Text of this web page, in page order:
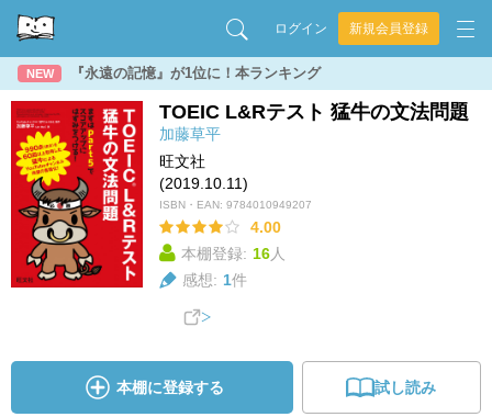
ログイン 新規会員登録
NEW 『永遠の記憶』が1位に！本ランキング
TOEIC L&Rテスト 猛牛の文法問題
加藤草平
旺文社
(2019.10.11)
ISBN・EAN: 9784010949207
4.00
本棚登録: 16人
感想: 1件
本棚に登録する 試し読み